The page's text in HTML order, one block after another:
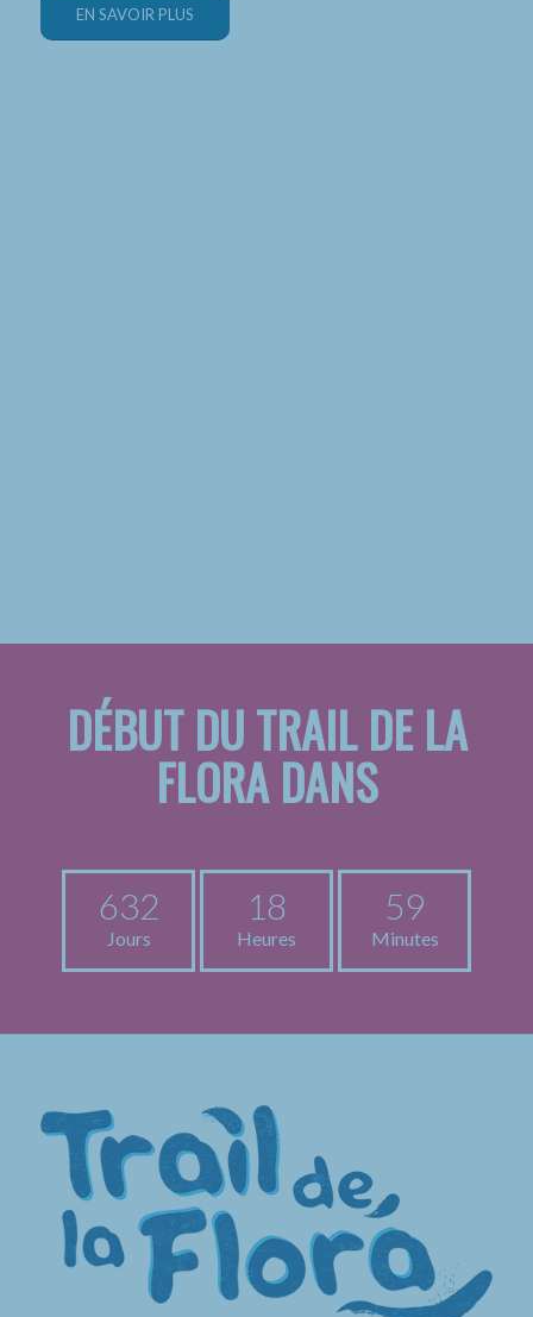
EN SAVOIR PLUS
DÉBUT DU TRAIL DE LA
FLORA DANS
632
Jours
18
Heures
59
Minutes